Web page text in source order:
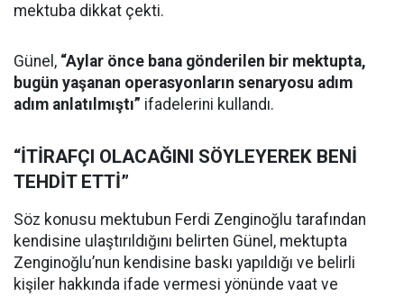
mektuba dikkat çekti.
Günel, “Aylar önce bana gönderilen bir mektupta,
bugün yaşanan operasyonların senaryosu adım
adım anlatılmıştı” ifadelerini kullandı.
“İTİRAFÇI OLACAĞINI SÖYLEYEREK BENİ
TEHDİT ETTİ”
Söz konusu mektubun Ferdi Zenginoğlu tarafından
kendisine ulaştırıldığını belirten Günel, mektupta
Zenginoğlu’nun kendisine baskı yapıldığı ve belirli
kişiler hakkında ifade vermesi yönünde vaat ve